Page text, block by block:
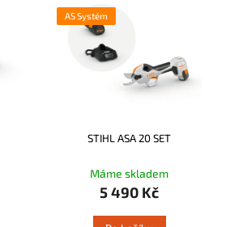
AS Systém
STIHL ASA 20 SET
Máme skladem
5 490 Kč